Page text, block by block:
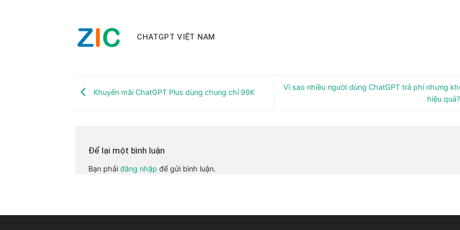
CHATGPT VIỆT NAM
Khuyến mãi ChatGPT Plus dùng chung chỉ 99K
Vì sao nhiều người dùng ChatGPT trả phí nhưng
hiệu quả?
Để lại một bình luận
Bạn phải đăng nhập để gửi bình luận.